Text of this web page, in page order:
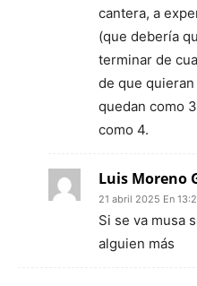
cantera, a
(que debería
terminar de
de que
quedan como
como 4.
Luis Moreno
21 abril 2025 En
Si se va musa
alguien más